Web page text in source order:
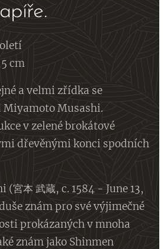
cm
a velmi zřídka se
Musashi.
v zelené brokátové
dřevěnými konci spodních
宮本 武蔵, c. 1584 - June 13,
znám pro své výjimečné
prokázaných v mnoha
znám jako Shinmen